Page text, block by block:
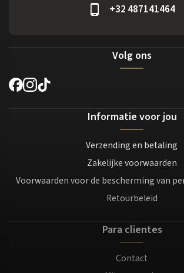
+32 487141464
Volg ons
Informatie voor jou
Verzending en betaling
Zakelijke voorwaarden
Voorwaarden voor de bescherming van
Retourbeleid
Para clientes
Contact